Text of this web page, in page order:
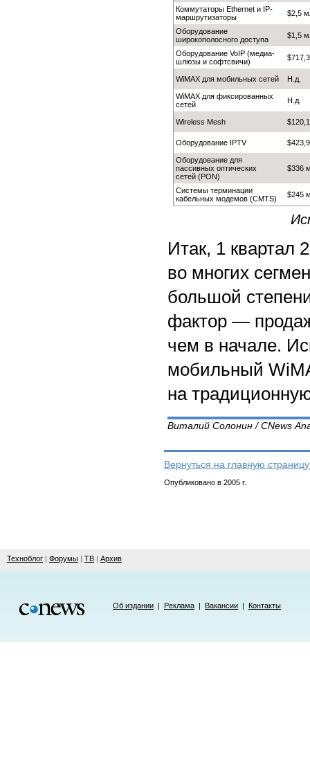
Коммутаторы Ethernet и IP-
маршрутизаторы
$2,5
Оборудование
широкополосного доступа
$1,5
Оборудование VoIP (медиа-
шлюзы и софтсвичи)
WiMAX для мобильных сетей Н.д.
WiMAX для фиксированных
сетей
Н.д.
Wireless Mesh
Оборудование IPTV
Оборудование для
пассивных оптических
сетей (PON)
$336
Системы терминации
кабельных модемов (CMTS)
$245
Итак, 1 квартал
во многих
большой
фактор —
чем в начале.
мобильный
на
Виталий Солонин / CNews
Вернуться на главную
Опубликовано в 2005 г.
Техноблог | Форумы | ТВ | Архив
Об издании | Реклама | Вакансии | Контакты